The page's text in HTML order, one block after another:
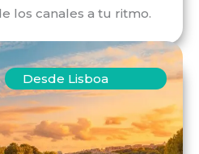
los canales a tu ritmo.
Desde Lisboa